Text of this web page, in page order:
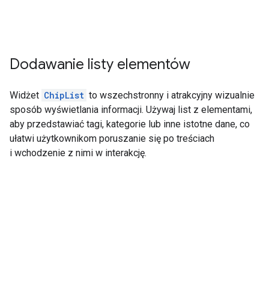
Dodawanie listy elementów
Widżet ChipList to wszechstronny i atrakcyjny wizualnie
sposób wyświetlania informacji. Używaj list z elementami,
aby przedstawiać tagi, kategorie lub inne istotne dane, co
ułatwi użytkownikom poruszanie się po treściach
i wchodzenie z nimi w interakcję.